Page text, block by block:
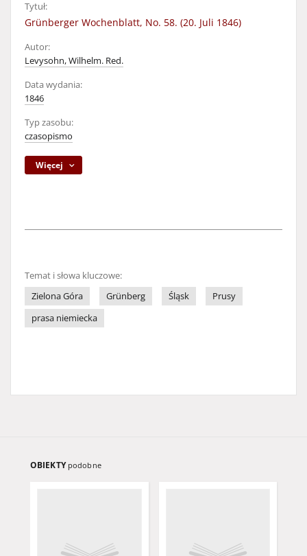
Tytuł:
Grünberger Wochenblatt, No. 58. (20. Juli 1846)
Autor:
Levysohn, Wilhelm. Red.
Data wydania:
1846
Typ zasobu:
czasopismo
Więcej
Temat i słowa kluczowe:
Zielona Góra
Grünberg Śląsk
Prusy
prasa niemiecka
OBIEKTY podobne